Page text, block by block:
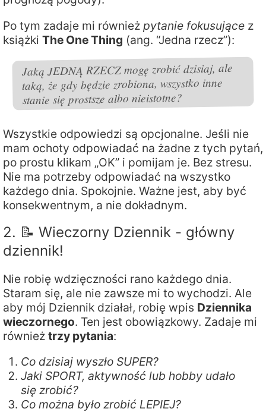
Po tym zadaje mi również pytanie fokusujące z
książki The One Thing (ang. “Jedna rzecz”):
Jaką JEDNĄ RZECZ mogę zrobić dzisiaj, ale
taką, że gdy będzie zrobiona, wszystko inne
stanie się prostsze albo nieistotne?
Wszystkie odpowiedzi są opcjonalne. Jeśli nie
mam ochoty odpowiadać na żadne z tych pytań,
po prostu klikam „OK” i pomijam je. Bez stresu.
Nie ma potrzeby odpowiadać na wszystko
każdego dnia. Spokojnie. Ważne jest, aby być
konsekwentnym, a nie dokładnym.
2. 📝 Wieczorny Dziennik - główny
dziennik!
Nie robię wdzięczności rano każdego dnia.
Staram się, ale nie zawsze mi to wychodzi. Ale
aby mój Dziennik działał, robię wpis Dziennika
wieczornego. Ten jest obowiązkowy. Zadaje mi
również trzy pytania:
Co dzisiaj wyszło SUPER?
Jaki SPORT, aktywność lub hobby udało
się zrobić?
Co można było zrobić LEPIEJ?